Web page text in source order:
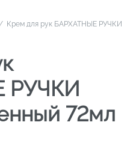
Крем для рук БАРХАТНЫЕ РУЧКИ
РУЧКИ
72мл